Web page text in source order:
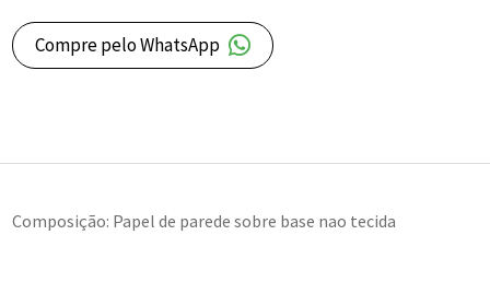
Compre pelo WhatsApp
Composição: Papel de parede sobre base nao tecida